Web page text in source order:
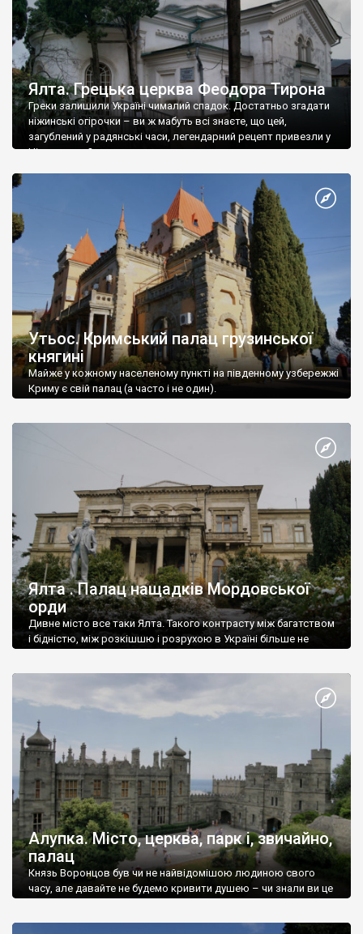
Ялта. Грецька церква Феодора Тирона
Греки залишили Україні чималий спадок. Достатньо згадати
ніжинські огірочки – ви ж мабуть всі знаєте, що цей,
загублений у радянські часи, легендарний рецепт привезли у
Ніжин греки?
Утьос. Кримський палац грузинської
княгині
Майже у кожному населеному пункті на південному узбережжі
Криму є свій палац (а часто і не один).
Ялта . Палац нащадків Мордовської
орди
Дивне місто все таки Ялта. Такого контрасту між багатством
і бідністю, між розкішшю і розрухою в Україні більше не
Алупка. Місто, церква, парк і, звичайно,
палац
Князь Воронцов був чи не найвідомішою людиною свого
часу, але давайте не будемо кривити душею – чи знали ви це